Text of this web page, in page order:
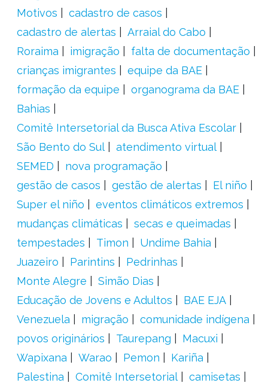
Motivos
cadastro de casos
cadastro de alertas
Arraial do Cabo
Roraima
imigração
falta de documentação
crianças imigrantes
equipe da BAE
formação da equipe
organograma da BAE
Bahias
Comitê Intersetorial da Busca Ativa Escolar
São Bento do Sul
atendimento virtual
SEMED
nova programação
gestão de casos
gestão de alertas
El niño
Super el niño
eventos climáticos extremos
mudanças climáticas
secas e queimadas
tempestades
Timon
Undime Bahia
Juazeiro
Parintins
Pedrinhas
Monte Alegre
Simão Dias
Educação de Jovens e Adultos
BAE EJA
Venezuela
migração
comunidade indígena
povos originários
Taurepang
Macuxi
Wapixana
Warao Pemon
Kariña
Palestina
Comitê Intersetorial
camisetas